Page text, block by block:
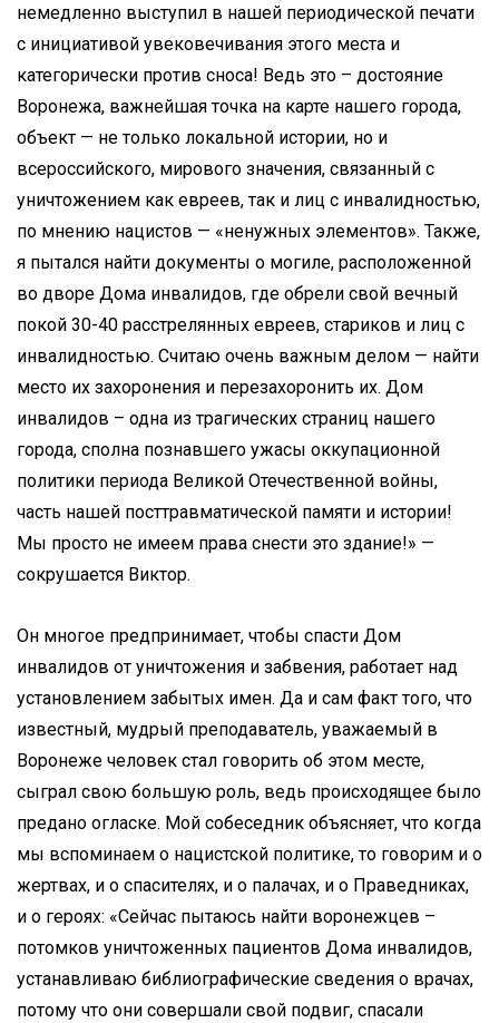
немедленно выступил в нашей периодической печати
с инициативой увековечивания этого места и
категорически против сноса! Ведь это – достояние
Воронежа, важнейшая точка на карте нашего города,
объект — не только локальной истории, но и
всероссийского, мирового значения, связанный с
уничтожением как евреев, так и лиц с инвалидностью,
по мнению нацистов — «ненужных элементов». Также,
я пытался найти документы о могиле, расположенной
во дворе Дома инвалидов, где обрели свой вечный
покой 30-40 расстрелянных евреев, стариков и лиц с
инвалидностью. Считаю очень важным делом — найти
место их захоронения и перезахоронить их. Дом
инвалидов – одна из трагических страниц нашего
города, сполна познавшего ужасы оккупационной
политики периода Великой Отечественной войны,
часть нашей посттравматической памяти и истории!
Мы просто не имеем права снести это здание!» —
сокрушается Виктор.
Он многое предпринимает, чтобы спасти Дом
инвалидов от уничтожения и забвения, работает над
установлением забытых имен. Да и сам факт того, что
известный, мудрый преподаватель, уважаемый в
Воронеже человек стал говорить об этом месте,
сыграл свою большую роль, ведь происходящее было
предано огласке. Мой собеседник объясняет, что когда
мы вспоминаем о нацистской политике, то говорим и о
жертвах, и о спасителях, и о палачах, и о Праведниках,
и о героях: «Сейчас пытаюсь найти воронежцев –
потомков уничтоженных пациентов Дома инвалидов,
устанавливаю библиографические сведения о врачах,
потому что они совершали свой подвиг, спасали